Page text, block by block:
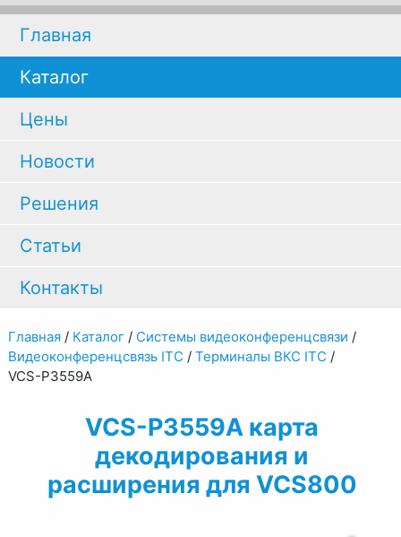
Главная
Каталог
Цены
Новости
Решения
Статьи
Контакты
Главная/ Каталог/ Системы видеоконференцсвязи /
Видеоконференцсвязь ITC / Терминалы ВКС ITC /
VCS-P3559A
VCS-P3559A карта
декодирования и
расширения для VCS800